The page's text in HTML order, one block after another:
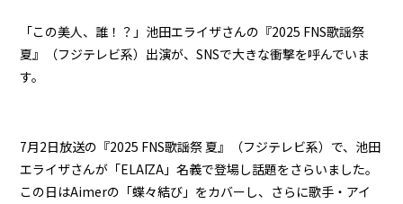
「この美人、誰！？」池田エライザさんの『2025 FNS歌謡祭
夏』（フジテレビ系）出演が、SNSで大きな衝撃を呼んでいま
す。
7月2日放送の『2025 FNS歌謡祭 夏』（フジテレビ系）で、池田
エライザさんが「ELAĪZA」名義で登場し話題をさらいました。
この日はAimerの「蝶々結び」をカバーし、さらに歌手・アイ